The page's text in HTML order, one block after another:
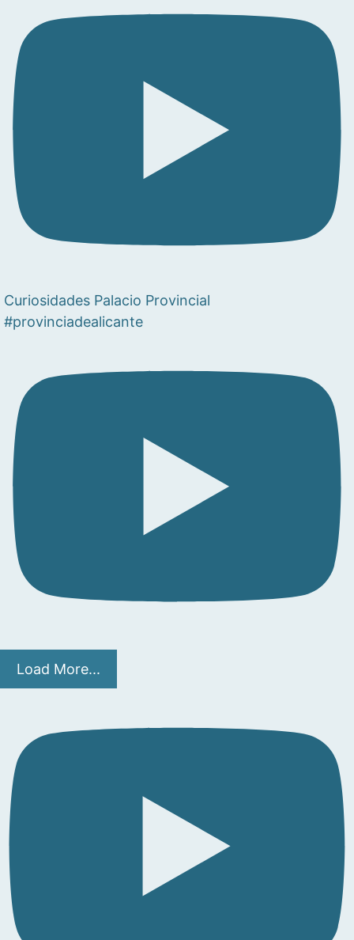
Curiosidades Palacio Provincial
#provinciadealicante
Load More...